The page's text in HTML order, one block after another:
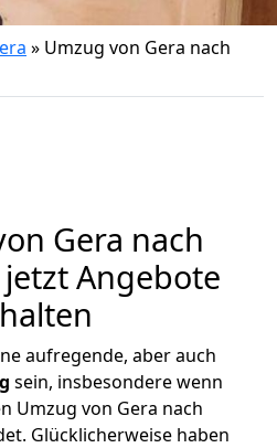
» Umzug von Gera nach
Gera nach
Angebote
aufregende, aber auch
sein, insbesondere wenn
Umzug von Gera nach
Glücklicherweise haben